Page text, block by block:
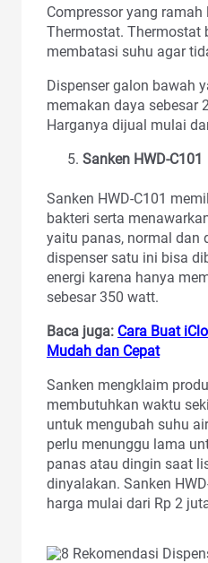
Compressor yang
Thermostat. Thermostat
membatasi suhu agar
Dispenser galon bawah
memakan daya sebesar
Harganya dijual mulai
Sanken HWD-C101
Sanken HWD-C101
bakteri serta
yaitu panas, normal dan
dispenser satu ini bisa
energi karena hanya
sebesar 350 watt.
Baca juga: Cara Buat
Mudah dan Cepat
Sanken mengklaim
membutuhkan waktu
untuk mengubah suhu
perlu menunggu lama
panas atau dingin saat
dinyalakan. Sanken
harga mulai dari Rp 2